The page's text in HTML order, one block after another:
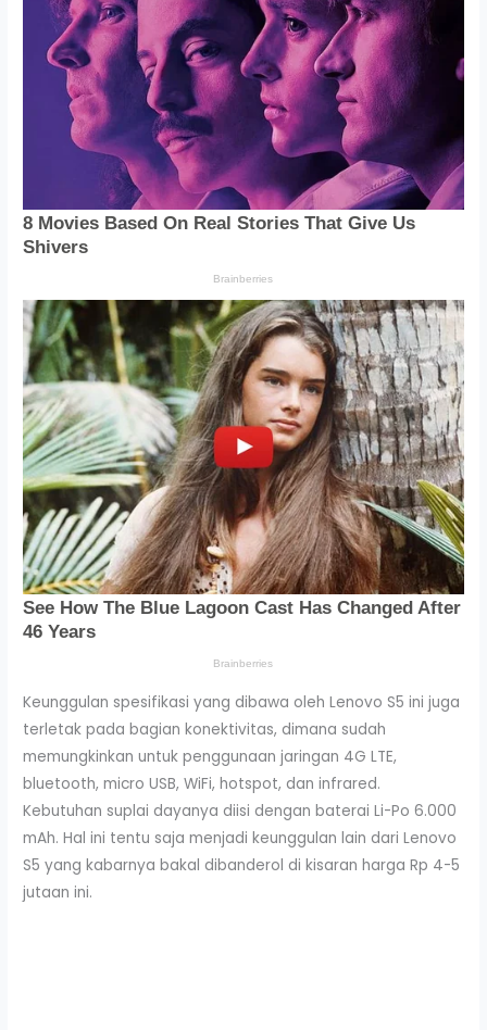
Keunggulan spesifikasi yang dibawa oleh Lenovo S5 ini juga
terletak pada bagian konektivitas, dimana sudah
memungkinkan untuk penggunaan jaringan 4G LTE,
bluetooth, micro USB, WiFi, hotspot, dan infrared.
Kebutuhan suplai dayanya diisi dengan baterai Li-Po 6.000
mAh. Hal ini tentu saja menjadi keunggulan lain dari Lenovo
S5 yang kabarnya bakal dibanderol di kisaran harga Rp 4-5
jutaan ini.